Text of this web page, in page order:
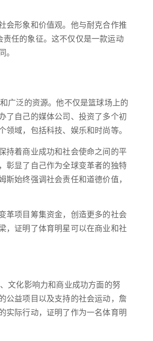
会形象和价值观。他与耐克合作推
责任的象征。这不仅仅是一款运动
广泛的资源。他不仅是篮球场上的
了自己的媒体公司、投资了多个初
域，包括科技、娱乐和时尚等。
持着商业成功和社会使命之间的平
彰显了自己作为全球变革者的独特
始终强调社会责任和道德价值，
革项目筹集资金，创造更多的社会
，证明了体育明星可以在商业和社
文化影响力和商业成功方面的努
公益项目以及支持的社会运动，詹
实际行动，证明了作为一名体育明